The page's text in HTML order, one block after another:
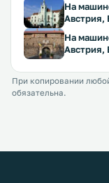
На
Австрия,
На
Австрия,
При копировании
обязательна.